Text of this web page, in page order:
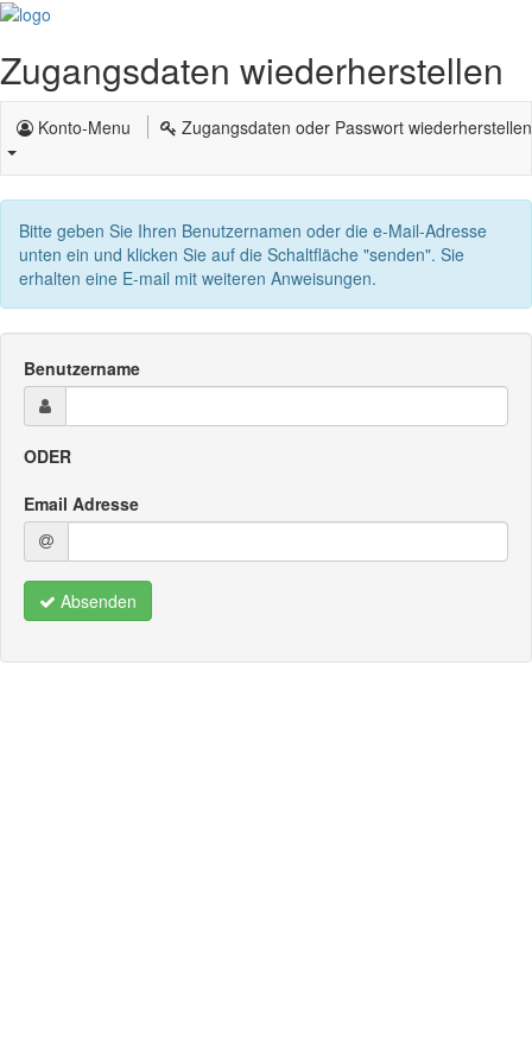
Zugangsdaten wiederherstellen
Konto-Menu Zugangsdaten oder Passwort wiederherstellen
Bitte geben Sie Ihren Benutzernamen oder die e-Mail-Adresse
unten ein und klicken Sie auf die Schaltfläche "senden". Sie
erhalten eine E-mail mit weiteren Anweisungen.
Benutzername
ODER
Email Adresse
Absenden